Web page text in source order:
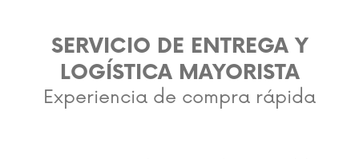
SERVICIO DE ENTREGA Y
LOGÍSTICA MAYORISTA
Experiencia de compra rápida